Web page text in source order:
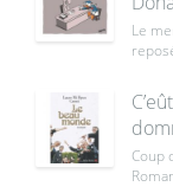
Le
Coup